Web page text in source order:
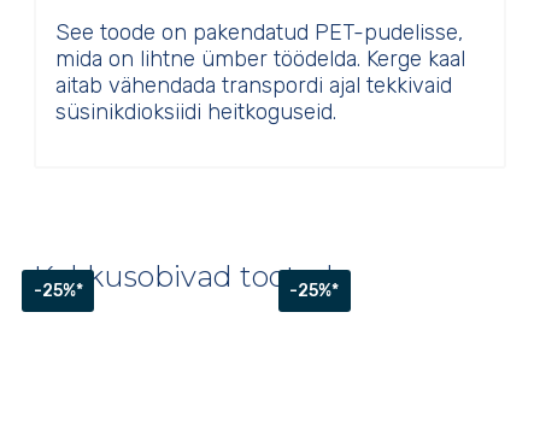
See toode on pakendatud PET-pudelisse,
mida on lihtne ümber töödelda. Kerge kaal
aitab vähendada transpordi ajal tekkivaid
süsinikdioksiidi heitkoguseid.
Kokkusobivad tooted
-25%* -25%*